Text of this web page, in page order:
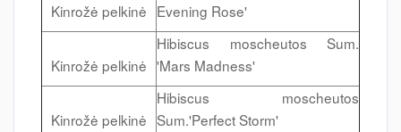
Kinrožė pelkinė Evening Rose'
Kinrožė pelkinė
Hibiscus moscheutos Sum.
'Mars Madness'
Kinrožė pelkinė
Hibiscus moscheutos
Sum.'Perfect Storm'